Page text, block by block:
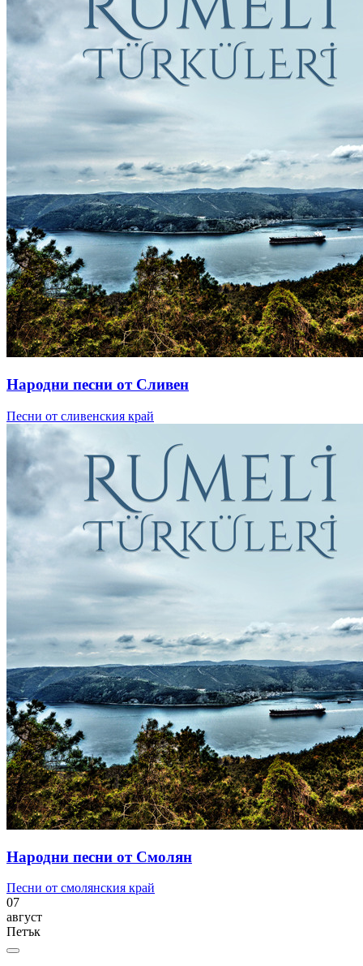
Народни песни от Сливен
Песни от сливенския край
Народни песни от Смолян
Песни от смолянския край
07
август
Петък